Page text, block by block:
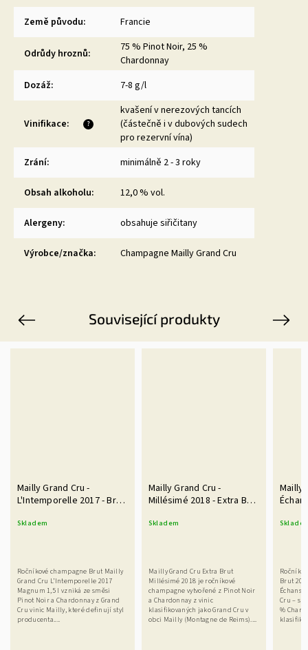
Země původu: Francie
Odrůdy hroznů:
75 % Pinot Noir, 25 %
Chardonnay
Dozáž: 7-8 g/l
?
Vinifikace:
kvašení v nerezových tancích
(částečně i v dubových sudech
pro rezervní vína)
Zrání: minimálně 2 - 3 roky
Obsah alkoholu: 12,0 % vol.
Alergeny: obsahuje siřičitany
Výrobce/značka: Champagne Mailly Grand Cru
Související produkty
Previous
Mailly Grand Cru -
L'Intemporelle 2017 - Brut
Skladem
Ročníkové champagne Brut Mailly
Grand Cru L’Intemporelle 2017
Magnum 1,5 l vzniká ze směsi
Pinot Noir a Chardonnay z Grand
Cru vinic Mailly, které definují styl
producenta....
Mailly Grand Cru -
Millésimé 2018 - Extra Brut
Skladem
Mailly Grand Cru Extra Brut
Millésimé 2018 je ročníkové
champagne vytvořené z Pinot Noir
a Chardonnay z vinic
klasifikovaných jako Grand Cru v
obci Mailly (Montagne de Reims)....
Mailly
Brut
Cru –
%
Next